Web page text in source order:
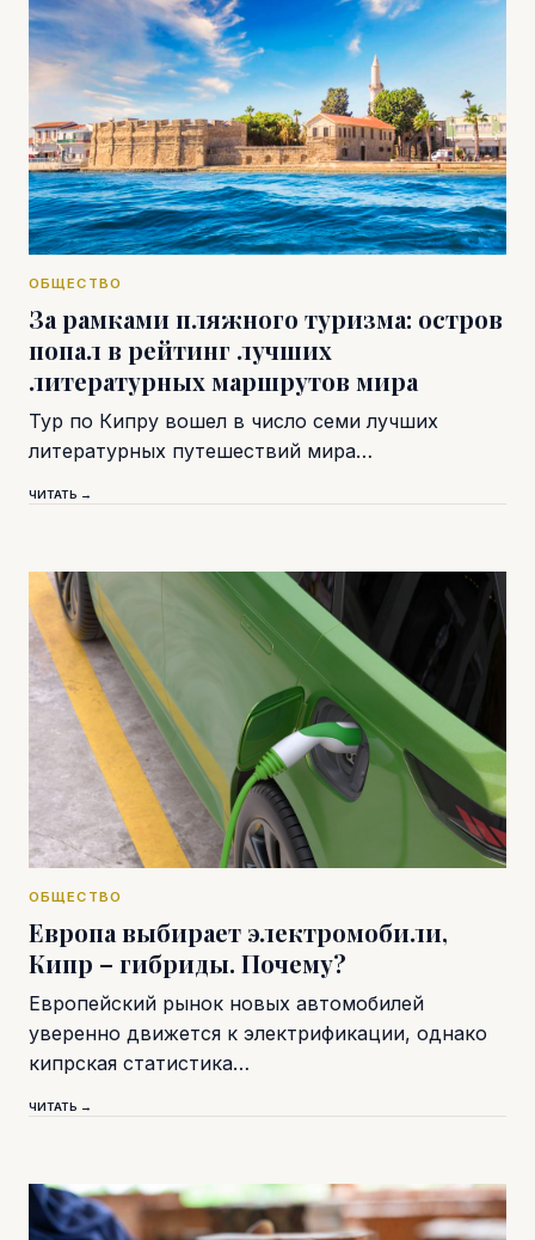
ОБЩЕСТВО
За рамками пляжного туризма: остров
попал в рейтинг лучших
литературных маршрутов мира
Тур по Кипру вошел в число семи лучших
литературных путешествий мира…
ЧИТАТЬ →
ОБЩЕСТВО
Европа выбирает электромобили,
Кипр – гибриды. Почему?
Европейский рынок новых автомобилей
уверенно движется к электрификации, однако
кипрская статистика…
ЧИТАТЬ →